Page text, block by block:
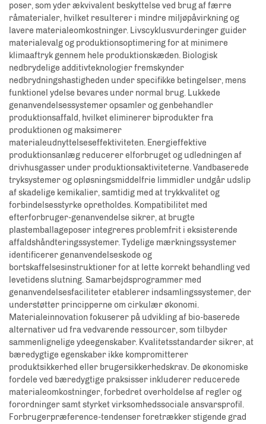
poser, som yder ækvivalent beskyttelse ved brug af færre
råmaterialer, hvilket resulterer i mindre miljøpåvirkning og
lavere materialeomkostninger. Livscyklusvurderinger guider
materialevalg og produktionsoptimering for at minimere
klimaaftryk gennem hele produktionskæden. Biologisk
nedbrydelige additivteknologier fremskynder
nedbrydningshastigheden under specifikke betingelser, mens
funktionel ydelse bevares under normal brug. Lukkede
genanvendelsessystemer opsamler og genbehandler
produktionsaffald, hvilket eliminerer biprodukter fra
produktionen og maksimerer
materialeudnyttelseseffektiviteten. Energieffektive
produktionsanlæg reducerer elforbruget og udledningen af
drivhusgasser under produktionsaktiviteterne. Vandbaserede
tryksystemer og opløsningsmiddelfrie limmidler undgår udslip
af skadelige kemikalier, samtidig med at trykkvalitet og
forbindelsesstyrke opretholdes. Kompatibilitet med
efterforbruger-genanvendelse sikrer, at brugte
plastemballageposer integreres problemfrit i eksisterende
affaldshåndteringssystemer. Tydelige mærkningssystemer
identificerer genanvendelseskode og
bortskaffelsesinstruktioner for at lette korrekt behandling ved
levetidens slutning. Samarbejdsprogrammer med
genanvendelsesfaciliteter etablerer indsamlingssystemer, der
understøtter principperne om cirkulær økonomi.
Materialeinnovation fokuserer på udvikling af bio-baserede
alternativer ud fra vedvarende ressourcer, som tilbyder
sammenlignelige ydeegenskaber. Kvalitetsstandarder sikrer, at
bæredygtige egenskaber ikke kompromitterer
produktsikkerhed eller brugersikkerhedskrav. De økonomiske
fordele ved bæredygtige praksisser inkluderer reducerede
materialeomkostninger, forbedret overholdelse af regler og
forordninger samt styrket virksomhedssociale ansvarsprofil.
Forbrugerpræference-tendenser foretrækker stigende grad